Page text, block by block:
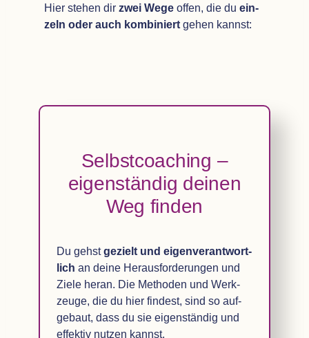
Hier ste­hen dir zwei Wege offen, die du ein­
zeln oder auch kom­bi­niert gehen kannst:
Selbst­coa­ching –
eigen­stän­dig dei­nen
Weg finden
Du gehstgezielt und eigen­ver­ant­wort­
lich an deine Her­aus­for­de­run­gen und
Ziele heran. Die Metho­den und Werk­
zeuge, die du hier fin­dest, sind so auf­
ge­baut, dass du sie eigen­stän­dig und
effek­tiv nut­zen kannst.